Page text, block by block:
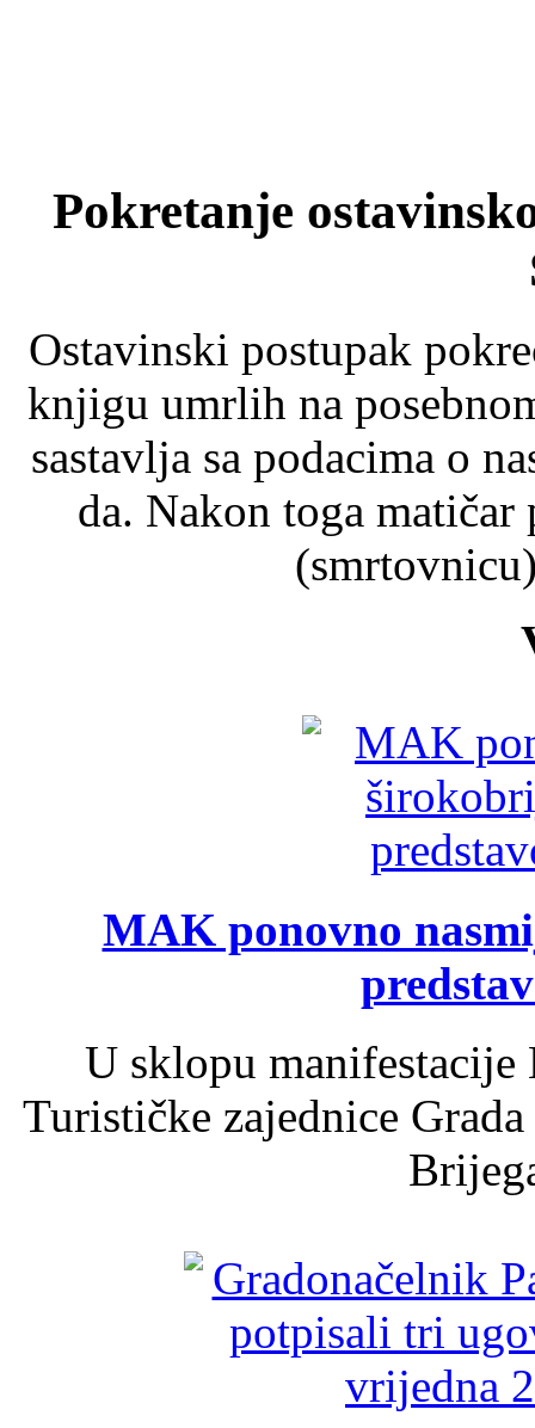
Pokretanje
Ostavinski postupak
knjigu umrlih na
sastavlja sa podacima o
da. Nakon toga
MAK ponovno
U sklopu
Turističke zajednice